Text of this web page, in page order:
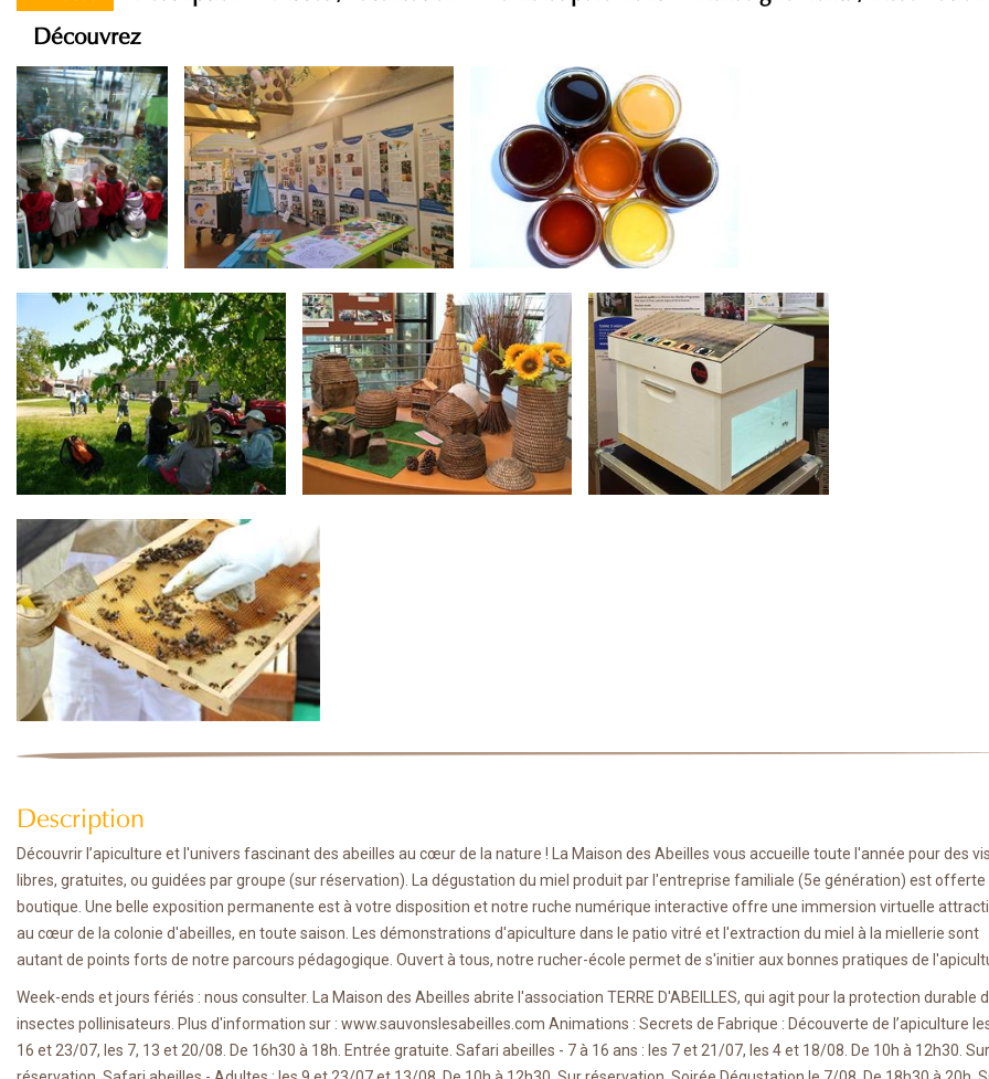
Découvrez
Description
Découvrir l’apiculture et l'univers fascinant des abeilles au cœur de la nature ! La Maison des Abeilles vous accueille toute l'année pour des
libres, gratuites, ou guidées par groupe (sur réservation). La dégustation du miel produit par l'entreprise familiale (5e génération) est offerte
boutique. Une belle exposition permanente est à votre disposition et notre ruche numérique interactive offre une immersion virtuelle
au cœur de la colonie d'abeilles, en toute saison. Les démonstrations d'apiculture dans le patio vitré et l'extraction du miel à la miellerie sont
autant de points forts de notre parcours pédagogique. Ouvert à tous, notre rucher-école permet de s'initier aux bonnes pratiques de
Week-ends et jours fériés : nous consulter. La Maison des Abeilles abrite l'association TERRE D'ABEILLES, qui agit pour la protection durable
insectes pollinisateurs. Plus d'information sur : www.sauvonslesabeilles.com Animations : Secrets de Fabrique : Découverte de l’apiculture
16 et 23/07, les 7, 13 et 20/08. De 16h30 à 18h. Entrée gratuite. Safari abeilles - 7 à 16 ans : les 7 et 21/07, les 4 et 18/08. De 10h à 12h30. Sur